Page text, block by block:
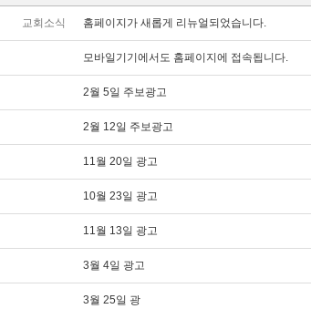
교회소식 홈페이지가 새롭게 리뉴얼되었습니다.
모바일기기에서도 홈페이지에 접속됩니다.
2월 5일 주보광고
2월 12일 주보광고
11월 20일 광고
10월 23일 광고
11월 13일 광고
3월 4일 광고
3월 25일 광